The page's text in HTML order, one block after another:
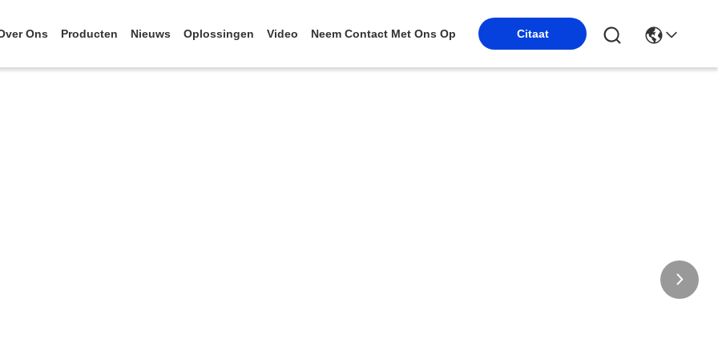
Ons Producten Nieuws Oplossingen Video Neem Contact Met Ons Op Citaat